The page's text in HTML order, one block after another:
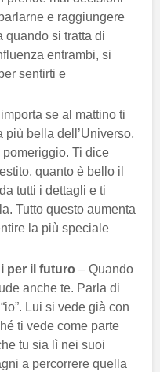
e raggiungere
quando si tratta di
entrambi, si
sentirti e
se al mattino ti
più bella dell’Universo,
Ti dice
quanto è bello il
tutti i dettagli e ti
Tutto questo aumenta
la più speciale
per il futuro – Quando
anche te. Parla di
Lui si vede già con
ti vede come parte
tu sia lì nei suoi
a percorrere quella